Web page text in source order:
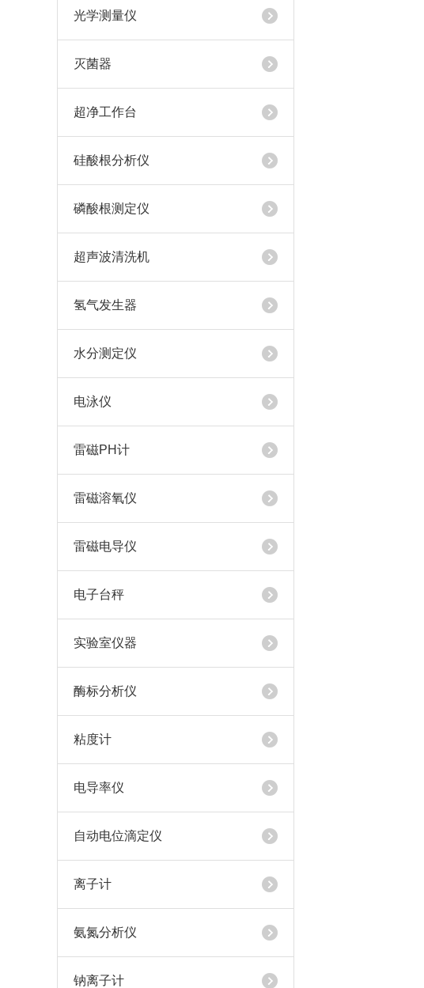
光学测量仪
灭菌器
超净工作台
硅酸根分析仪
磷酸根测定仪
超声波清洗机
氢气发生器
水分测定仪
电泳仪
雷磁PH计
雷磁溶氧仪
雷磁电导仪
电子台秤
实验室仪器
酶标分析仪
粘度计
电导率仪
自动电位滴定仪
离子计
氨氮分析仪
钠离子计